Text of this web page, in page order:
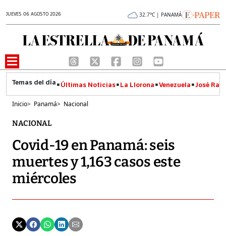
JUEVES 06 AGOSTO 2026 32.7°C | PANAMÁ
Últimas Noticias La Llorona Venezuela José
Inicio> Panamá> Nacional
NACIONAL
Covid-19 en Panamá: seis
muertes y 1,163 casos este
miércoles